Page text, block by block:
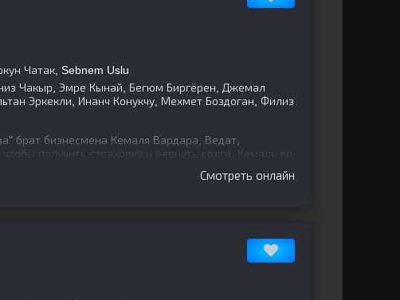
Чатак, Sebnem Uslu
Чакыр, Эмре Кынай, Бегюм Биргёрен, Джемал
Эркекли, Инанч Конукчу, Мехмет Боздоган, Филиз
брат бизнесмена Кемаля Вардара, Ведат,
получить страховку и вернуть долги. Кемаль во
в лифте и
Смотреть онлайн